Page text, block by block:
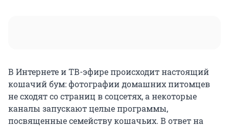
В Интернете и ТВ-эфире происходит настоящий
кошачий бум: фотографии домашних питомцев
не сходят со страниц в соцсетях, а некоторые
каналы запускают целые программы,
посвященные семейству кошачьих. В ответ на